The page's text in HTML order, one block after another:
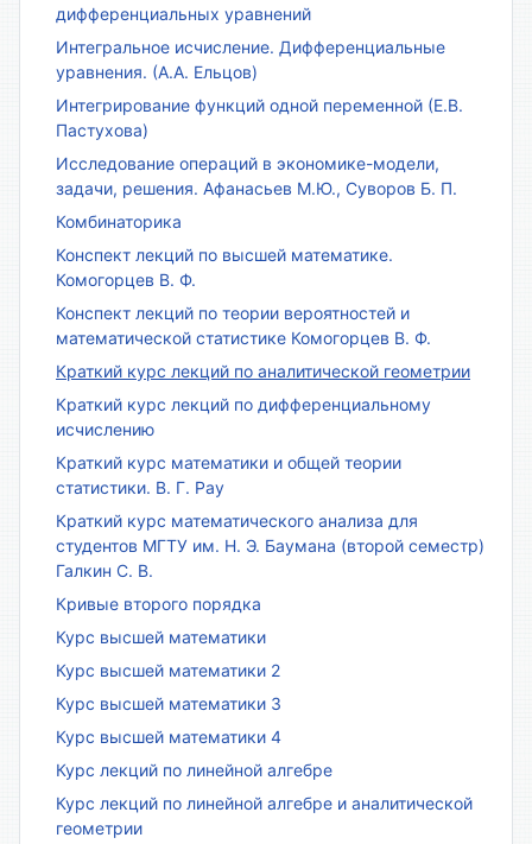
дифференциальных уравнений
Интегральное исчисление. Дифференциальные
уравнения. (А.А. Ельцов)
Интегрирование функций одной переменной (Е.В.
Пастухова)
Исследование операций в экономике-модели,
задачи, решения. Афанасьев М.Ю., Суворов Б. П.
Комбинаторика
Конспект лекций по высшей математике.
Комогорцев В. Ф.
Конспект лекций по теории вероятностей и
математической статистике Комогорцев В. Ф.
Краткий курс лекций по аналитической геометрии
Краткий курс лекций по дифференциальному
исчислению
Краткий курс математики и общей теории
статистики. В. Г. Рау
Краткий курс математического анализа для
студентов МГТУ им. Н. Э. Баумана (второй семестр)
Галкин С. В.
Кривые второго порядка
Курс высшей математики
Курс высшей математики 2
Курс высшей математики 3
Курс высшей математики 4
Курс лекций по линейной алгебре
Курс лекций по линейной алгебре и аналитической
геометрии